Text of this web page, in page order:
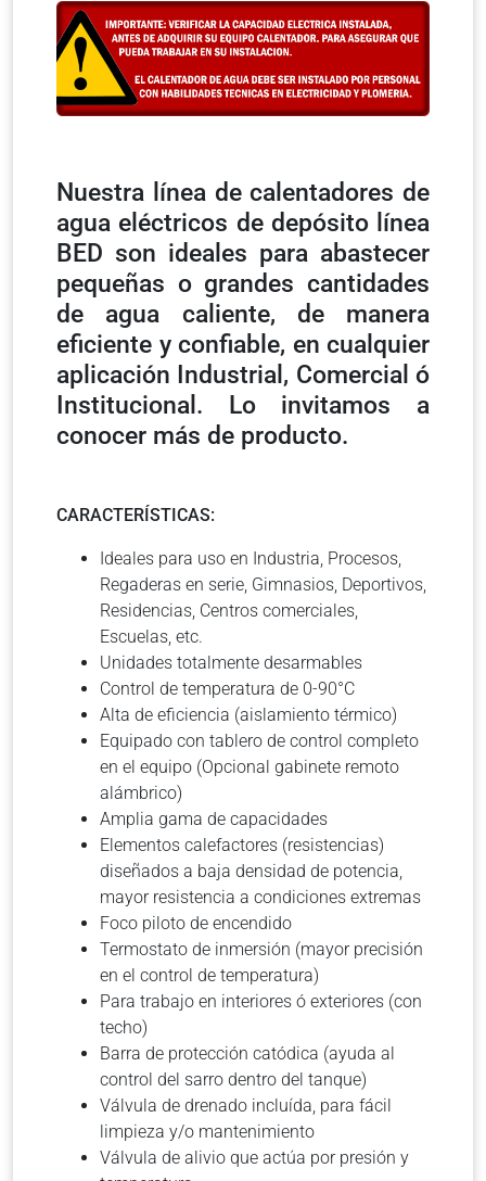
Nuestra línea de calentadores de
agua eléctricos de depósito línea
BED son ideales para abastecer
pequeñas o grandes cantidades
de agua caliente, de manera
eficiente y confiable, en cualquier
aplicación Industrial, Comercial ó
Institucional. Lo invitamos a
conocer más de producto.
CARACTERÍSTICAS:
Ideales para uso en Industria, Procesos,
Regaderas en serie, Gimnasios, Deportivos,
Residencias, Centros comerciales,
Escuelas, etc.
Unidades totalmente desarmables
Control de temperatura de 0-90°C
Alta de eficiencia (aislamiento térmico)
Equipado con tablero de control completo
en el equipo (Opcional gabinete remoto
alámbrico)
Amplia gama de capacidades
Elementos calefactores (resistencias)
diseñados a baja densidad de potencia,
mayor resistencia a condiciones extremas
Foco piloto de encendido
Termostato de inmersión (mayor precisión
en el control de temperatura)
Para trabajo en interiores ó exteriores (con
techo)
Barra de protección catódica (ayuda al
control del sarro dentro del tanque)
Válvula de drenado incluída, para fácil
limpieza y/o mantenimiento
Válvula de alivio que actúa por presión y